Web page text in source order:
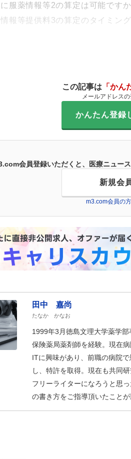
服薬情報等2の算定は可能ですか
報等提供料3の算定のタイミング
この記事は 「かん
メールアドレス
かんたん登録
会員登録いただくと、医療ニュー
新規会
m3.com会員の
田中 嘉尚
たなか かなお
1999年3月徳島文理大学薬学
保険薬局薬剤師を経験。現在
ITに興味があり、前職の病院
し、特許を取得。現在も共同研
フリーライターになろうと思
の書き方をご指導頂いたことが